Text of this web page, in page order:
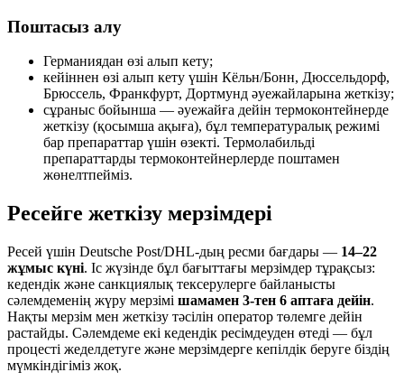
Поштасыз алу
Германиядан өзі алып кету;
кейіннен өзі алып кету үшін Кёльн/Бонн, Дюссельдорф,
Брюссель, Франкфурт, Дортмунд әуежайларына жеткізу;
сұраныс бойынша — әуежайға дейін термоконтейнерде
жеткізу (қосымша ақыға), бұл температуралық режимі
бар препараттар үшін өзекті. Термолабильді
препараттарды термоконтейнерлерде поштамен
жөнелтпейміз.
Ресейге жеткізу мерзімдері
Ресей үшін Deutsche Post/DHL-дың ресми бағдары — 14–22
жұмыс күні. Іс жүзінде бұл бағыттағы мерзімдер тұрақсыз:
кедендік және санкциялық тексерулерге байланысты
сәлемдеменің жүру мерзімі шамамен 3-тен 6 аптаға дейін.
Нақты мерзім мен жеткізу тәсілін оператор төлемге дейін
растайды. Сәлемдеме екі кедендік ресімдеуден өтеді — бұл
процесті жеделдетуге және мерзімдерге кепілдік беруге біздің
мүмкіндігіміз жоқ.